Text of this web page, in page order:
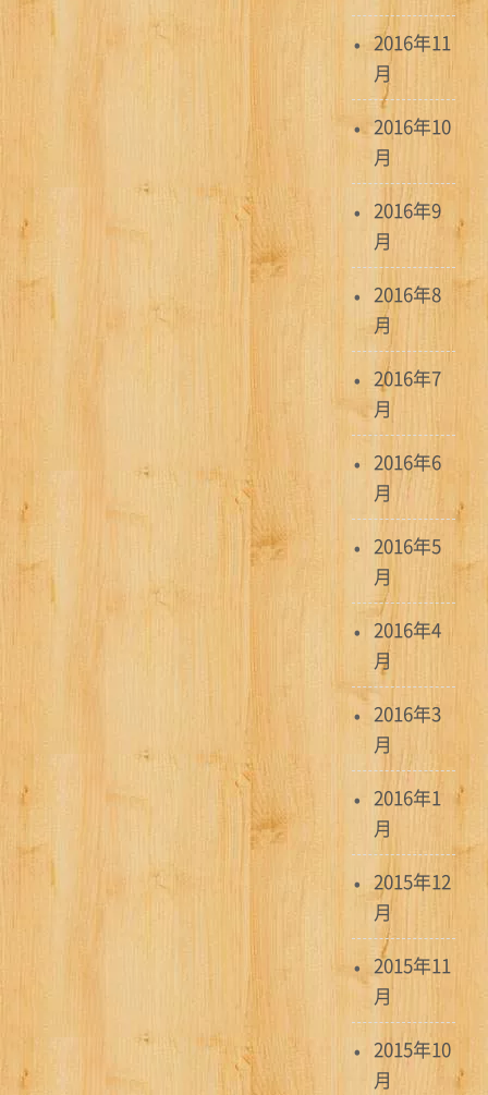
2016年11
月
2016年10
月
2016年9
月
2016年8
月
2016年7
月
2016年6
月
2016年5
月
2016年4
月
2016年3
月
2016年1
月
2015年12
月
2015年11
月
2015年10
月